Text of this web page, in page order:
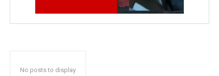
No posts to display